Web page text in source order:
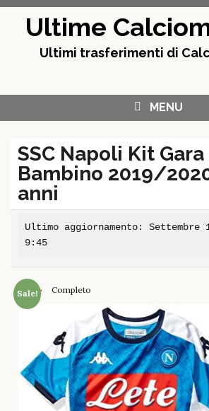
Ultime
Ultimi trasferimenti di
MENU
SSC Napoli Kit
Bambino 2019/
anni
Ultimo aggiornamento: Settembre
9:45
Sale!
Home Completo